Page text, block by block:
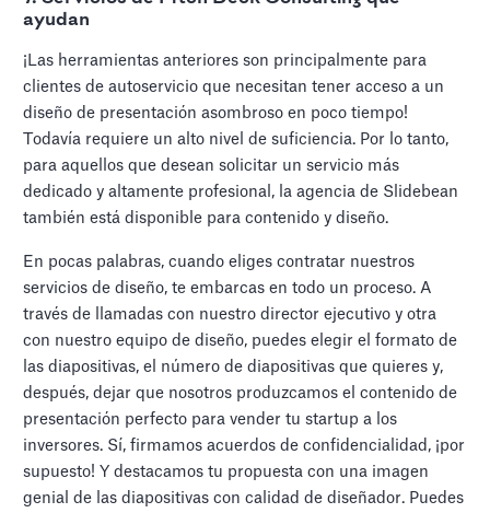
ayudan
¡Las herramientas anteriores son principalmente para
clientes de autoservicio que necesitan tener acceso a un
diseño de presentación asombroso en poco tiempo!
Todavía requiere un alto nivel de suficiencia. Por lo tanto,
para aquellos que desean solicitar un servicio más
dedicado y altamente profesional, la agencia de Slidebean
también está disponible para contenido y diseño.
En pocas palabras, cuando eliges contratar nuestros
servicios de diseño, te embarcas en todo un proceso. A
través de llamadas con nuestro director ejecutivo y otra
con nuestro equipo de diseño, puedes elegir el formato de
las diapositivas, el número de diapositivas que quieres y,
después, dejar que nosotros produzcamos el contenido de
presentación perfecto para vender tu startup a los
inversores. Sí, firmamos acuerdos de confidencialidad, ¡por
supuesto! Y destacamos tu propuesta con una imagen
genial de las diapositivas con calidad de diseñador. Puedes